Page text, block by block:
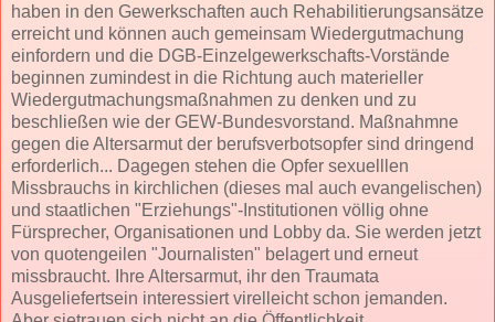
haben in den Gewerkschaften auch Rehabilitierungsansätze
erreicht und können auch gemeinsam Wiedergutmachung
einfordern und die DGB-Einzelgewerkschafts-Vorstände
beginnen zumindest in die Richtung auch materieller
Wiedergutmachungsmaßnahmen zu denken und zu
beschließen wie der GEW-Bundesvorstand. Maßnahmne
gegen die Altersarmut der berufsverbotsopfer sind dringend
erforderlich... Dagegen stehen die Opfer sexuelllen
Missbrauchs in kirchlichen (dieses mal auch evangelischen)
und staatlichen "Erziehungs"-Institutionen völlig ohne
Fürsprecher, Organisationen und Lobby da. Sie werden jetzt
von quotengeilen "Journalisten" belagert und erneut
missbraucht. Ihre Altersarmut, ihr den Traumata
Ausgeliefertsein interessiert virelleicht schon jemanden.